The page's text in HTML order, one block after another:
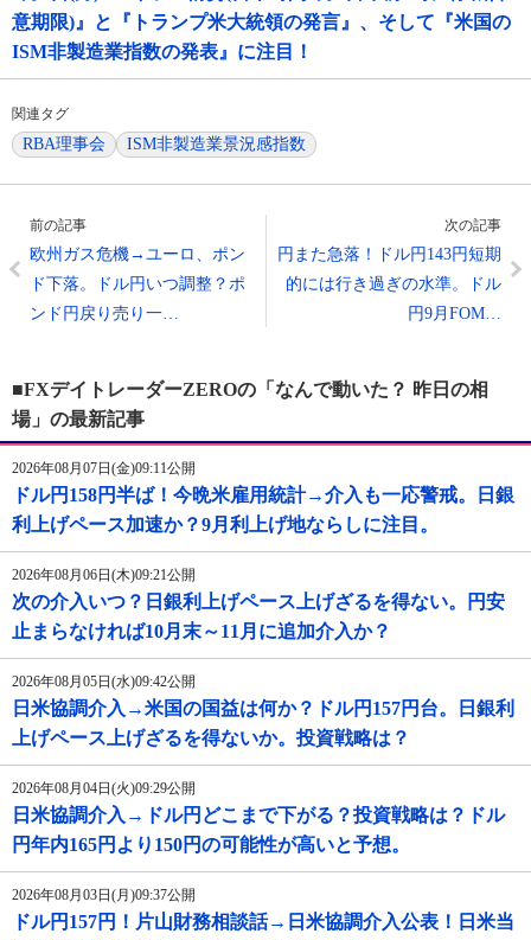
意期限)』と『トランプ米大統領の発言』、そして『米国の
ISM非製造業指数の発表』に注目！
関連タグ
RBA理事会 ISM非製造業景況感指数
前の記事
欧州ガス危機→ユーロ、ポン
ド下落。ドル円いつ調整？ポ
ンド円戻り売り一…
次の記事
円また急落！ドル円143円短期
的には行き過ぎの水準。ドル
円9月FOM…
■FXデイトレーダーZEROの「なんで動いた？ 昨日の相
場」の最新記事
2026年08月07日(金)09:11公開
ドル円158円半ば！今晩米雇用統計→介入も一応警戒。日銀
利上げペース加速か？9月利上げ地ならしに注目。
2026年08月06日(木)09:21公開
次の介入いつ？日銀利上げペース上げざるを得ない。円安
止まらなければ10月末～11月に追加介入か？
2026年08月05日(水)09:42公開
日米協調介入→米国の国益は何か？ドル円157円台。日銀利
上げペース上げざるを得ないか。投資戦略は？
2026年08月04日(火)09:29公開
日米協調介入→ドル円どこまで下がる？投資戦略は？ドル
円年内165円より150円の可能性が高いと予想。
2026年08月03日(月)09:37公開
ドル円157円！片山財務相談話→日米協調介入公表！日米当